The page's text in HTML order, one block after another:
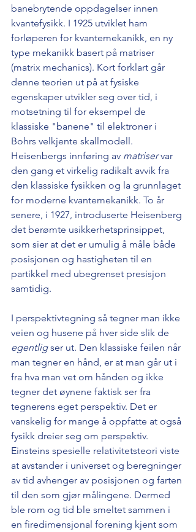
banebrytende oppdagelser innen
kvantefysikk. I 1925 utviklet ham
forløperen for kvantemekanikk, en ny
type mekanikk basert på matriser
(matrix mechanics). Kort forklart går
denne teorien ut på at fysiske
egenskaper utvikler seg over tid, i
motsetning til for eksempel de
klassiske "banene" til elektroner i
Bohrs velkjente skallmodell.
Heisenbergs innføring av matriser var
den gang et virkelig radikalt avvik fra
den klassiske fysikken og la grunnlaget
for moderne kvantemekanikk. To år
senere, i 1927, introduserte Heisenberg
det berømte usikkerhetsprinsippet,
som sier at det er umulig å måle både
posisjonen og hastigheten til en
partikkel med ubegrenset presisjon
samtidig.
I perspektivtegning så tegner man ikke
veien og husene på hver side slik de
egentlig ser ut. Den klassiske feilen når
man tegner en hånd, er at man går ut i
fra hva man vet om hånden og ikke
tegner det øynene faktisk ser fra
tegnerens eget perspektiv. Det er
vanskelig for mange å oppfatte at også
fysikk dreier seg om perspektiv.
Einsteins spesielle relativitetsteori viste
at avstander i universet og beregninger
av tid avhenger av posisjonen og farten
til den som gjør målingene. Dermed
ble rom og tid ble smeltet sammen i
en firedimensjonal forening kjent som